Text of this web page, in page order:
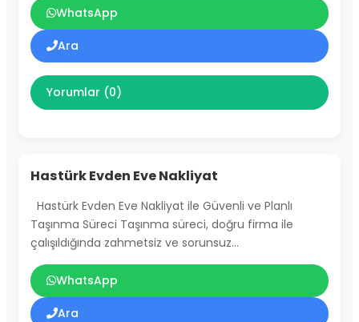
WhatsApp
Ara
Yorumlar (0)
Hastürk Evden Eve Nakliyat
Hastürk Evden Eve Nakliyat ile Güvenli ve Planlı
Taşınma Süreci Taşınma süreci, doğru firma ile
çalışıldığında zahmetsiz ve sorunsuz…
WhatsApp
Ara